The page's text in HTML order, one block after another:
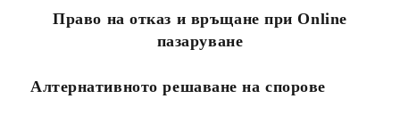
Право на отказ и връщане при Online
пазаруване
Алтернативното решаване на спорове